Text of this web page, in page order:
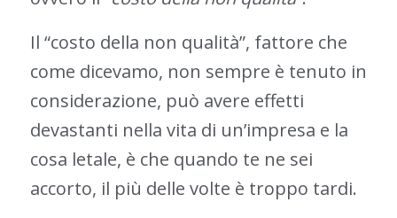
Il “costo della non qualità”, fattore che
come dicevamo, non sempre è tenuto in
considerazione, può avere effetti
devastanti nella vita di un’impresa e la
cosa letale, è che quando te ne sei
accorto, il più delle volte è troppo tardi.